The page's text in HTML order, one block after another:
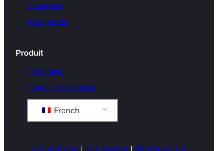
Changelog
A propos de
Produit
Tarification
Tables prêt à l'emploi
French
Conditions | Vie privée | Politique de